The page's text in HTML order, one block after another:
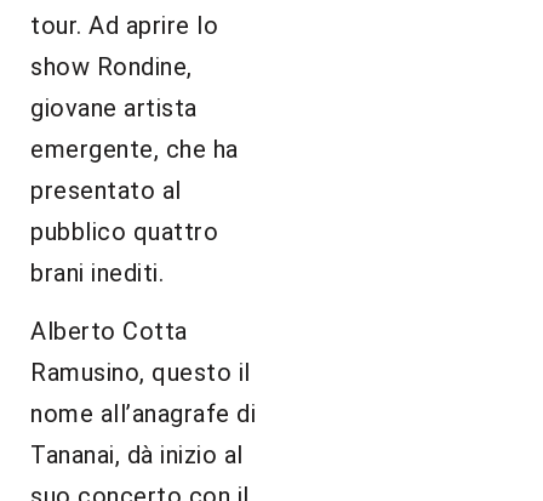
tour. Ad aprire lo
show Rondine,
giovane artista
emergente, che ha
presentato al
pubblico quattro
brani inediti.
Alberto Cotta
Ramusino, questo il
nome all’anagrafe di
Tananai, dà inizio al